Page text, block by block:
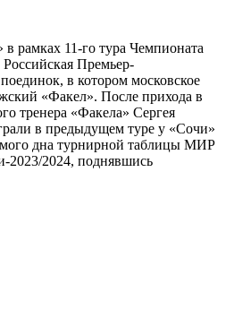
рамках 11-го тура Чемпионата
Премьер-
в котором московское
«Факел». После прихода в
тренера «Факела» Сергея
в предыдущем туре у «Сочи»
дна турнирной таблицы МИР
2023/2024, поднявшись